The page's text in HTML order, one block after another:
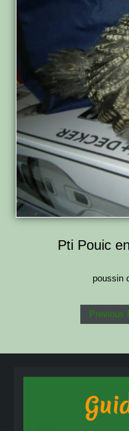
Pti Pouic
poussin
Previous